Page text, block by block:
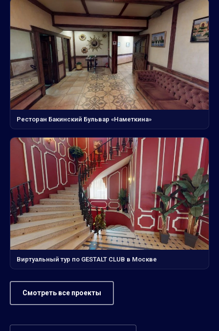
Ресторан Бакинский Бульвар «Наметкина»
Виртуальный тур по GESTALT CLUB в Москве
Смотреть все проекты